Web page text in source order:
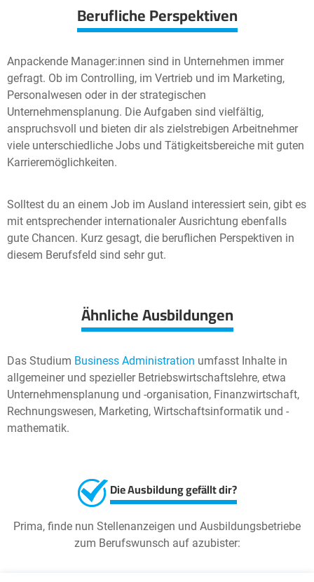
Berufliche Perspektiven
Anpackende Manager:innen sind in Unternehmen immer
gefragt. Ob im Controlling, im Vertrieb und im Marketing,
Personalwesen oder in der strategischen
Unternehmensplanung. Die Aufgaben sind vielfältig,
anspruchsvoll und bieten dir als zielstrebigen Arbeitnehmer
viele unterschiedliche Jobs und Tätigkeitsbereiche mit guten
Karrieremöglichkeiten.
Solltest du an einem Job im Ausland interessiert sein, gibt es
mit entsprechender internationaler Ausrichtung ebenfalls
gute Chancen. Kurz gesagt, die beruflichen Perspektiven in
diesem Berufsfeld sind sehr gut.
Ähnliche Ausbildungen
Das Studium Business Administration umfasst Inhalte in
allgemeiner und spezieller Betriebswirtschaftslehre, etwa
Unternehmensplanung und -organisation, Finanzwirtschaft,
Rechnungswesen, Marketing, Wirtschaftsinformatik und -
mathematik.
Die Ausbildung gefällt dir?
Prima, finde nun Stellenanzeigen und Ausbildungsbetriebe
zum Berufswunsch auf azubister: